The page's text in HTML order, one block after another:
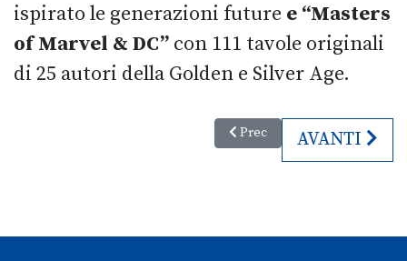
ispirato le generazioni future e “Masters
of Marvel & DC” con 111 tavole originali
di 25 autori della Golden e Silver Age.
Articolo precedente: Accordo
Prec ARTICOLO
AVANTI